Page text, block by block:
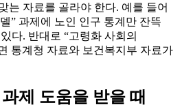
는 자료를 골라야 한다. 예를 들어
” 과제에 노인 인구 통계만 잔뜩
다. 반대로 “고령화 사회의
통계청 자료와 보건복지부 자료가
제 도움을 받을 때